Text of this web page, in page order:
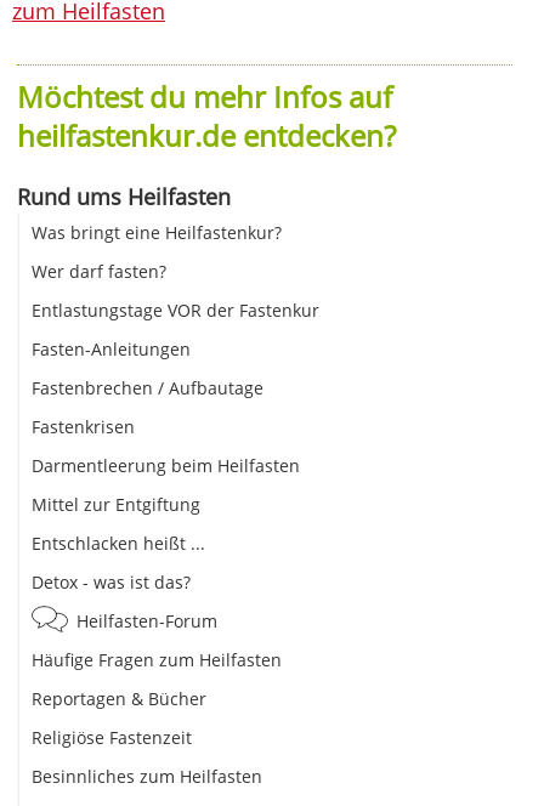
zum Heilfasten
Möchtest du mehr Infos auf
heilfastenkur.de entdecken?
Rund ums Heilfasten
Was bringt eine Heilfastenkur?
Wer darf fasten?
Entlastungstage VOR der Fastenkur
Fasten-Anleitungen
Fastenbrechen / Aufbautage
Fastenkrisen
Darmentleerung beim Heilfasten
Mittel zur Entgiftung
Entschlacken heißt ...
Detox - was ist das?
Heilfasten-Forum
Häufige Fragen zum Heilfasten
Reportagen & Bücher
Religiöse Fastenzeit
Besinnliches zum Heilfasten